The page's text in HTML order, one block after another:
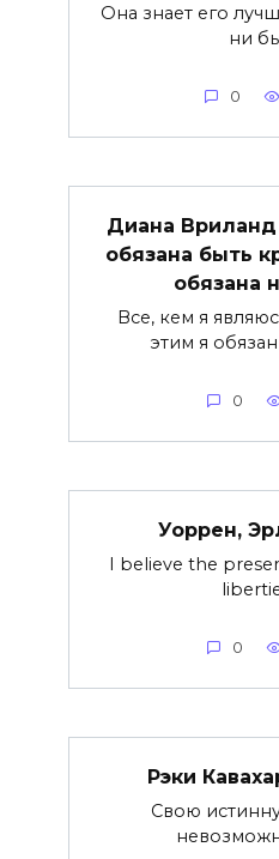
Она знает его
ни
0
Диана
обязана быть
обязана
Все, кем я
этим я
0
Уоррен,
I believe the
0
Рэки
Свою